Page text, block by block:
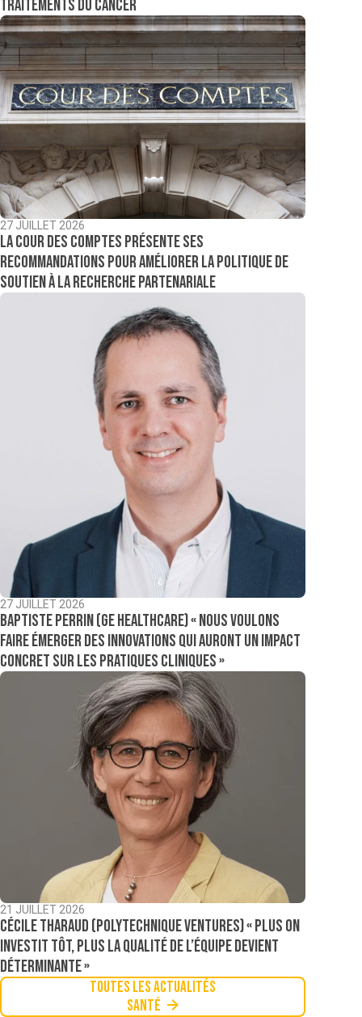
traitements du cancer
27 JUILLET 2026
La Cour des comptes présente ses
recommandations pour améliorer la politique de
soutien à la recherche partenariale
27 JUILLET 2026
Baptiste Perrin (GE Healthcare) « Nous voulons
faire émerger des innovations qui auront un impact
concret sur les pratiques cliniques »
21 JUILLET 2026
Cécile Tharaud (Polytechnique Ventures) « Plus on
investit tôt, plus la qualité de l’équipe devient
déterminante »
Toutes les actualités
Santé